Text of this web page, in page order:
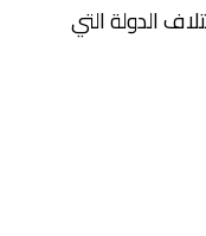
الدولة التي